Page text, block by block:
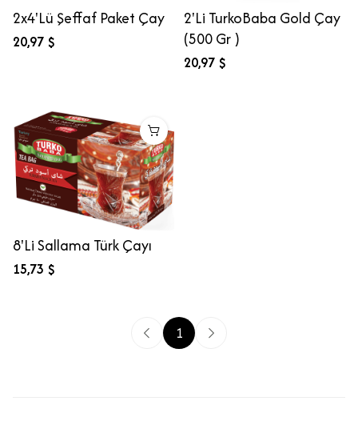
2x4'Lü Şeffaf Paket Çay
20,97 $
2'Li TurkoBaba Gold Çay
(500 Gr )
20,97 $
8'Li Sallama Türk Çayı
15,73 $
1